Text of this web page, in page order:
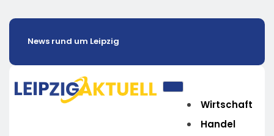
News rund um Leipzig
Wirtschaft
Handel